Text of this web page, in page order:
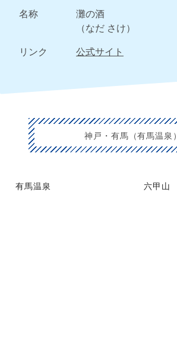
名称
灘の酒
（なだ さけ）
リンク
公式サイト
神戸・有馬（有馬温泉）
有馬温泉 六甲山